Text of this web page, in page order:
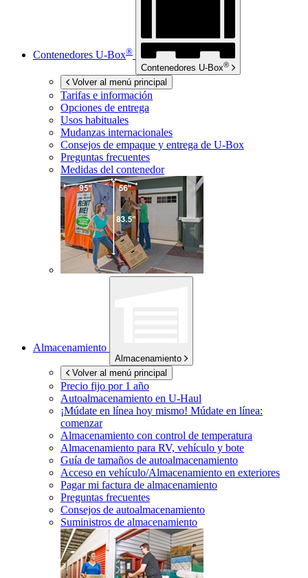
Contenedores U-Box®
Contenedores U-Box®
Volver al menú principal
Tarifas e información
Opciones de entrega
Usos habituales
Mudanzas internacionales
Consejos de empaque y entrega de U-Box
Preguntas frecuentes
Medidas del contenedor
Almacenamiento
Almacenamiento
Volver al menú principal
Precio fijo por 1 año
Autoalmacenamiento en U-Haul
¡Múdate en línea hoy mismo! Múdate en línea:
comenzar
Almacenamiento con control de temperatura
Almacenamiento para RV, vehículo y bote
Guía de tamaños de autoalmacenamiento
Acceso en vehículo/Almacenamiento en exteriores
Pagar mi factura de almacenamiento
Preguntas frecuentes
Consejos de autoalmacenamiento
Suministros de almacenamiento